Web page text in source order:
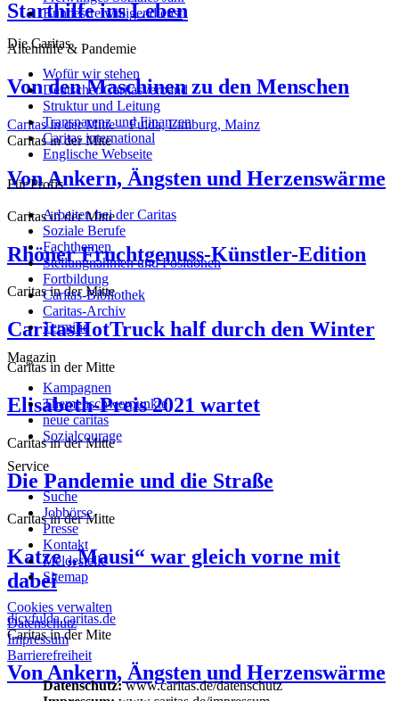
Starthilfe ins Leben
Altenhilfe & Pandemie
Von den Maschinen zu den Menschen
Caritas in der Mitte – Fulda, Limburg, Mainz
Caritas in der Mite
Von Ankern, Ängsten und Herzenswärme
Caritas in der Mitte
Rhöner Fruchtgenuss-Künstler-Edition
Caritas in der Mitte
CaritasHotTruck half durch den Winter
Caritas in der Mitte
Elisabeth-Preis 2021 wartet
Caritas in der Mitte
Die Pandemie und die Straße
Caritas in der Mitte
Katze „Mausi“ war gleich vorne mit
dabei
dicvfulda.caritas.de
Caritas in der Mite
Von Ankern, Ängsten und Herzenswärme
Bundesfreiwilligendienst
Die Caritas
Wofür wir stehen
Deutscher Caritasverband
Struktur und Leitung
Transparenz und Finanzen
Caritas international
Englische Webseite
Für Profis
Arbeiten bei der Caritas
Soziale Berufe
Fachthemen
Stellungnahmen und Positionen
Fortbildung
Caritas-Bibliothek
Caritas-Archiv
Termine
Magazin
Kampagnen
Themenschwerpunkte
neue caritas
Sozialcourage
Service
Suche
Jobbörse
Presse
Kontakt
Meldestelle
Sitemap
Cookies verwalten
Datenschutz
Impressum
Barrierefreiheit
Datenschutz:www.caritas.de/datenschutz